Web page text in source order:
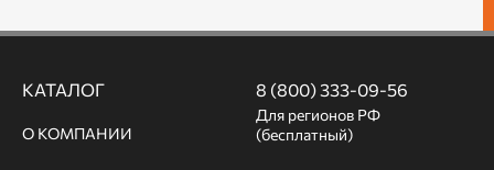
КАТАЛОГ
О КОМПАНИИ
8 (800) 333-09-56
Для регионов РФ
(бесплатный)